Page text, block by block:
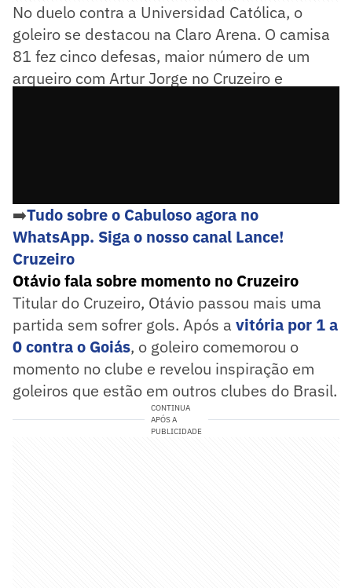
No duelo contra a Universidad Católica, o
goleiro se destacou na Claro Arena. O camisa
81 fez cinco defesas, maior número de um
arqueiro com Artur Jorge no Cruzeiro e
➡️Tudo sobre o Cabuloso agora no
WhatsApp. Siga o nosso canal Lance!
Cruzeiro
Otávio fala sobre momento no Cruzeiro
Titular do Cruzeiro, Otávio passou mais uma
partida sem sofrer gols. Após a vitória por 1 a
0 contra o Goiás, o goleiro comemorou o
momento no clube e revelou inspiração em
goleiros que estão em outros clubes do Brasil.
CONTINUA
APÓS A
PUBLICIDADE